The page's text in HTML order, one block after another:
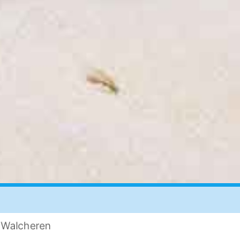
Walcheren